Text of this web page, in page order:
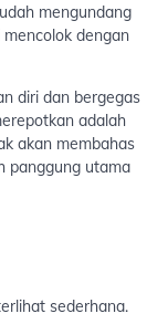
mengundang
dengan
diri dan bergegas
adalah
akan membahas
panggung utama
sederhana.